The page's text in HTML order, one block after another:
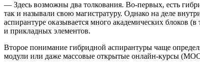
— Здесь возможны два толкования. Во-первых, есть
так и называли свою магистратуру. Однако на деле
аспирантуре оказывается много академических блоков
и прикладных элементов.
Второе понимание гибридной аспирантуры чаще
модули или даже массовые открытые онлайн-курсы